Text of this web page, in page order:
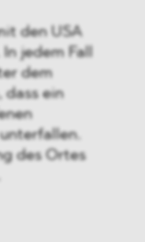
den USA
jedem Fall
dem
dass ein
des Ortes